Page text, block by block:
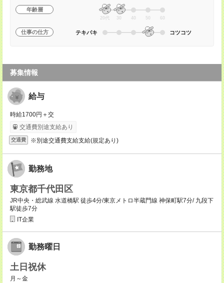
年齢層
20代 30 40 50 60
仕事の仕方 テキパキ コツコツ
募集情報
給与
時給1700円＋交
交通費別途支給あり
交通費 ※別途交通費支給支給(規定あり)
勤務地
東京都千代田区
JR中央・総武線 水道橋駅 徒歩4分/東京メトロ半蔵門線 神保町駅7分/ 九段下
駅徒歩7分
IT企業
勤務曜日
土日祝休
月～金